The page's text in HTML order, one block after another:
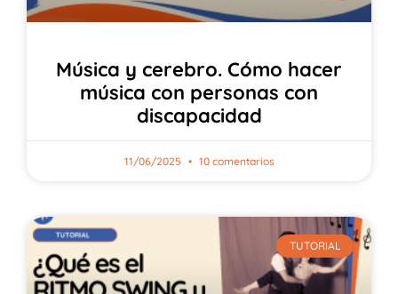
Música y cerebro. Cómo hacer
música con personas con
discapacidad
11/06/2025 10 comentarios
TUTORIAL